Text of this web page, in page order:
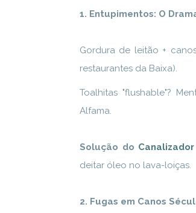
1. Entupimentos: O
Gordura de leitão +
restaurantes da Baixa).
Toalhitas "flushable"?
Alfama.
Solução do Canalizador
deitar óleo no lava-loiças.
2. Fugas em Canos